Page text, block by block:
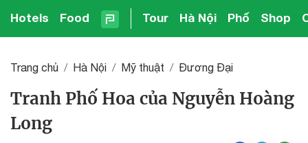
Hotels Food Tour Hà Nội Phố Shop
Trang chủ Hà Nội Mỹ thuật Đương Đại
Tranh Phố Hoa của Nguyễn Hoàng
Long